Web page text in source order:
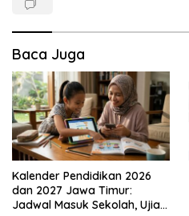
Baca Juga
Kalender Pendidikan 2026
dan 2027 Jawa Timur:
Jadwal Masuk Sekolah, Ujian,